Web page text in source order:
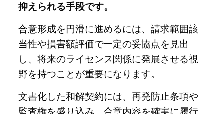
抑えられる手段です。
合意形成を円滑に進めるには、請求範囲該
当性や損害額評価で一定の妥協点を見出
し、将来のライセンス関係に発展させる視
野を持つことが重要になります。
文書化した和解契約には、再発防止条項や
監査権を盛り込み、合意内容を確実に履行